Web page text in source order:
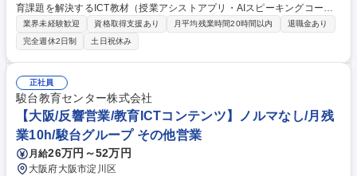
育課題を解決するICT教材（授業アシストアプリ・AIスピーキングコーチ
等）を提案します。9割のお客様が紹介経由。個人ノルマ無、単なる物売
りではなく、教育現場の課題解決に貢献できる仕事です ■既存顧客への定
期訪問、活用状況のフォロー■新規顧客ヒアリング ■最適なICT教材（動
画・学習管理システム等）のプレゼン（30～50人規模）※契約実務は別
担当が対応。導入後のフォローも行います。 ※1日1社程度の商談で週の
半分は外出、ZOOMでのアポも多く効率的です。【やりがい】授業外の負
担が多い先生方の業務削減や全国の教育格差解消等、教育現場の課題解決
に直接貢献できる社会的意義が非常に高い仕事です。 募集職種 【東京/反
響営業/教育ICTコンテンツ】ノルマなし/月残業10h/駿台グループ
業界未経験歓迎 資格取得支援あり 月平均残業時間20時間以内
退職金あり
完全週休2日制
土日祝休み
正社員
駿台教育センター株式会社
【大阪/反響営業/教育ICTコンテンツ】ノルマなし/月残
業10h/駿台グループ その他営業
月給26万円～52万円
大阪府大阪市淀川区